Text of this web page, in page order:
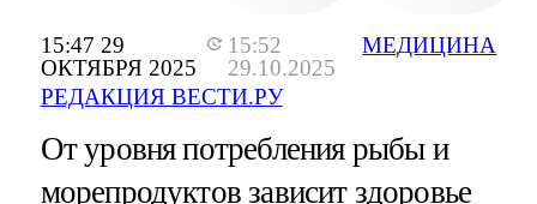
15:47 29
ОКТЯБРЯ 2025
15:52
29.10.2025
РЕДАКЦИЯ ВЕСТИ.РУ
МЕДИЦИНА
От уровня потребления рыбы и
морепродуктов зависит здоровье